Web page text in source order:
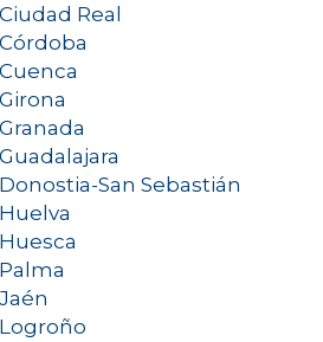
Real
San Sebastián